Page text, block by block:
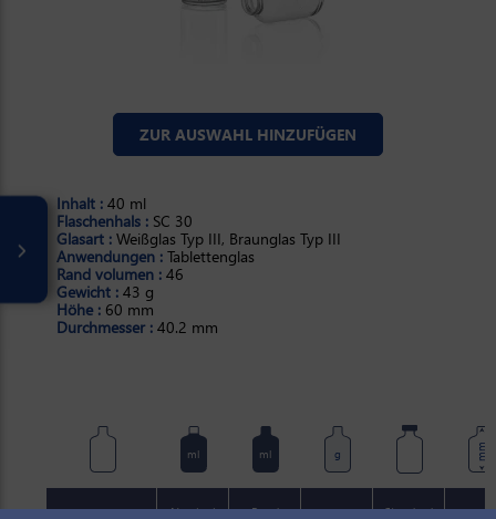
ZUR AUSWAHL HINZUFÜGEN
Inhalt : 40 ml
Flaschenhals : SC 30
Glasart : Weißglas Typ III, Braunglas Typ III
Anwendungen : Tablettenglas
Rand volumen : 46
Gewicht : 43 g
Höhe : 60 mm
Durchmesser : 40.2 mm
ml ml g mm
Nominal
Rand
Standard